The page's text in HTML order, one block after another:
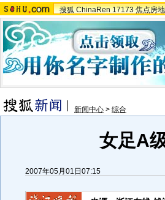
搜狐 ChinaRen 17173 焦点房
新闻中心 > 综合
女足A
2007年05月01日07:15